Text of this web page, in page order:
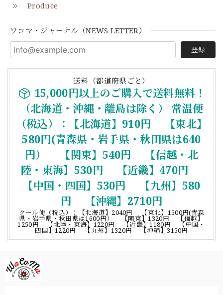
Produce
ワコマ・ジャーナル（NEWS LETTER）
登録
送料（都道府県ごと）
15,000円以上のご購入で送料無料！
（北海道・沖縄・離島は除く） 常温便
（税込）：【北海道】910円 【東北】
580円(青森県・岩手県・秋田県は640
円） 【関東】540円 【信越・北
陸・東海】530円 【近畿】470円
【中国・四国】530円 【九州】580
円 【沖縄】2710円
クール便（税込）：【北海道】2040円 【東北】1500円(青森
県・岩手県・秋田県は1600円） 【関東】1320円 【信越】
1250円 【北陸・東海】1220円 【近畿】1180円 【中国・
四国】1220円 【九州】1320円 【沖縄】3150円